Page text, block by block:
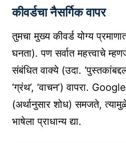
कीवर्डचा नैसर्गिक वापर
तुमचा मुख्य कीवर्ड योग्य
घनता). पण सर्वात महत्त्वाचे
संबंधित वाक्ये (उदा.
‘ग्रंथ’, ‘वाचन’) वापरा.
(अर्थानुसार शोध) समजते,
भाषेला प्राधान्य द्या.